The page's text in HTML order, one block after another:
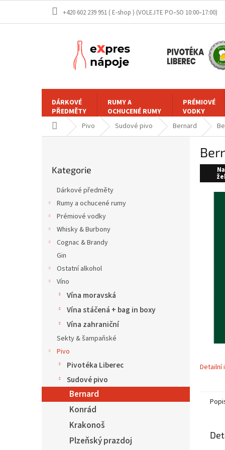
obsah
+420 602 239 951 ( E-shop )
DÁRKOVÉ
PŘEDMĚTY
RUMY A
OCHUCENÉ RUMY
PRÉMIOVÉ
VODKY
Domů Pivo Sudové pivo Bernard
kategorie
Kategorie
Dárkové předměty
Rumy a ochucené rumy
Prémiové vodky
Whisky & Burbony
Cognac & Brandy
Gin
Ostatní alkohol
Víno
Vína moravská
Vína stáčená + bag in boxy
Vína zahraniční
Sekty & šampaňské
Pivo
Pivotéka Liberec
Sudové pivo
Bernard
Konrád
Krakonoš
Plzeňský prazdoj
Detailní